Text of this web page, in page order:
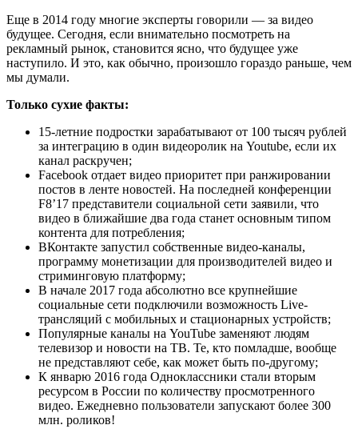
Еще в 2014 году многие эксперты говорили — за видео
будущее. Сегодня, если внимательно посмотреть на
рекламный рынок, становится ясно, что будущее уже
наступило. И это, как обычно, произошло гораздо раньше, чем
мы думали.
Только сухие факты:
15-летние подростки зарабатывают от 100 тысяч рублей
за интеграцию в один видеоролик на Youtube, если их
канал раскручен;
Facebook отдает видео приоритет при ранжировании
постов в ленте новостей. На последней конференции
F8’17 представители социальной сети заявили, что
видео в ближайшие два года станет основным типом
контента для потребления;
ВКонтакте запустил собственные видео-каналы,
программу монетизации для производителей видео и
стриминговую платформу;
В начале 2017 года абсолютно все крупнейшие
социальные сети подключили возможность Live-
трансляций с мобильных и стационарных устройств;
Популярные каналы на YouTube заменяют людям
телевизор и новости на ТВ. Те, кто помладше, вообще
не представляют себе, как может быть по-другому;
К январю 2016 года Одноклассники стали вторым
ресурсом в России по количеству просмотренного
видео. Ежедневно пользователи запускают более 300
млн. роликов!